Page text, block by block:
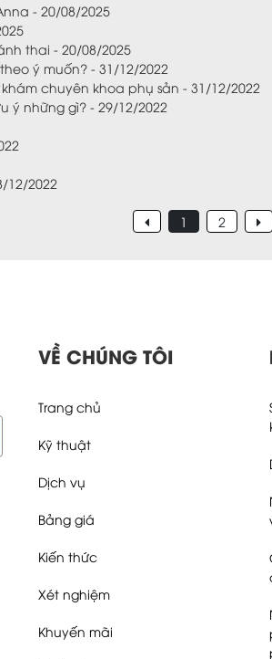
- 20/08/2025
thai - 20/08/2025
ý muốn? - 31/12/2022
chuyên khoa phụ sản - 31/12/2022
ý những gì? - 29/12/2022
12/2022
1 2
VỀ CHÚNG TÔI
Trang chủ
Kỹ thuật
Dịch vụ
Bảng giá
Kiến thức
Xét nghiệm
Khuyến mãi